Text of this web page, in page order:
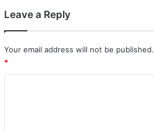
Leave a Reply
Your email address will not be published.
*